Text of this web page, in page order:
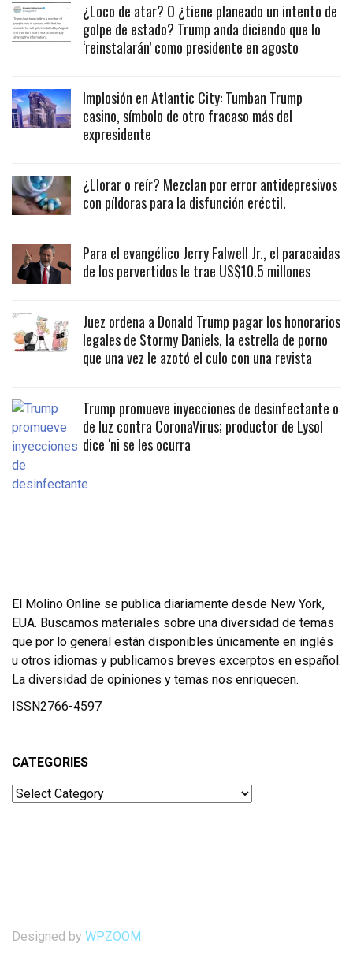
¿Loco de atar? O ¿tiene planeado un intento de
golpe de estado? Trump anda diciendo que lo
‘reinstalarán’ como presidente en agosto
Implosión en Atlantic City: Tumban Trump
casino, símbolo de otro fracaso más del
expresidente
¿Llorar o reír? Mezclan por error antidepresivos
con píldoras para la disfunción eréctil.
Para el evangélico Jerry Falwell Jr., el paracaidas
de los pervertidos le trae US$10.5 millones
Juez ordena a Donald Trump pagar los honorarios
legales de Stormy Daniels, la estrella de porno
que una vez le azotó el culo con una revista
Trump promueve inyecciones de desinfectante o
de luz contra CoronaVirus; productor de Lysol
dice ‘ni se les ocurra
El Molino Online se publica diariamente desde New York,
EUA. Buscamos materiales sobre una diversidad de temas
que por lo general están disponibles únicamente en inglés
u otros idiomas y publicamos breves excerptos en español.
La diversidad de opiniones y temas nos enriquecen.
ISSN2766-4597
CATEGORIES
Categories
Designed by WPZOOM